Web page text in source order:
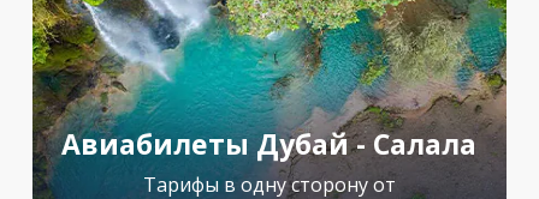
Авиабилеты Дубай - Салала
Тарифы в одну сторону от